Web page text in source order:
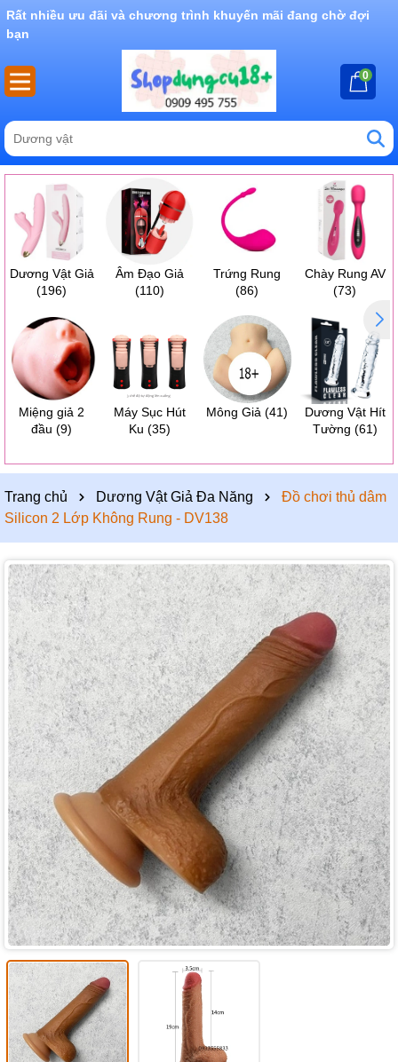
Rất nhiều ưu đãi và chương trình khuyến mãi đang chờ đợi
bạn
0
Dương Vật Giả
(196)
Âm Đạo Giả
(110)
Trứng Rung
(86)
Chày Rung AV
(73)
Miệng giả 2
đầu (9)
Máy Sục Hút
Ku (35)
Mông Giả (41)
Dương Vật Hít
Tường (61)
Trang chủ Dương Vật Giả Đa Năng
Đồ chơi thủ dâm
Silicon 2 Lớp Không Rung - DV138